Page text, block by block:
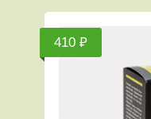
410 ₽